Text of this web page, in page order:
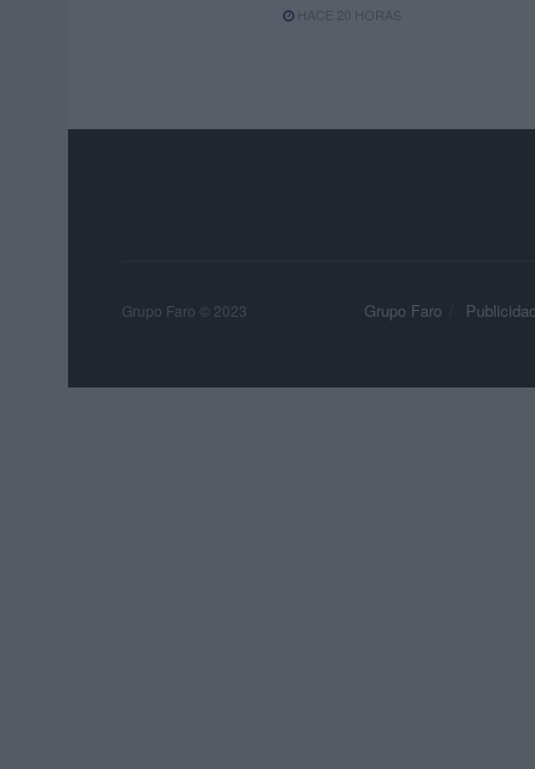
HACE 20 HORAS
Grupo Faro Publicidad
Grupo Faro © 2023